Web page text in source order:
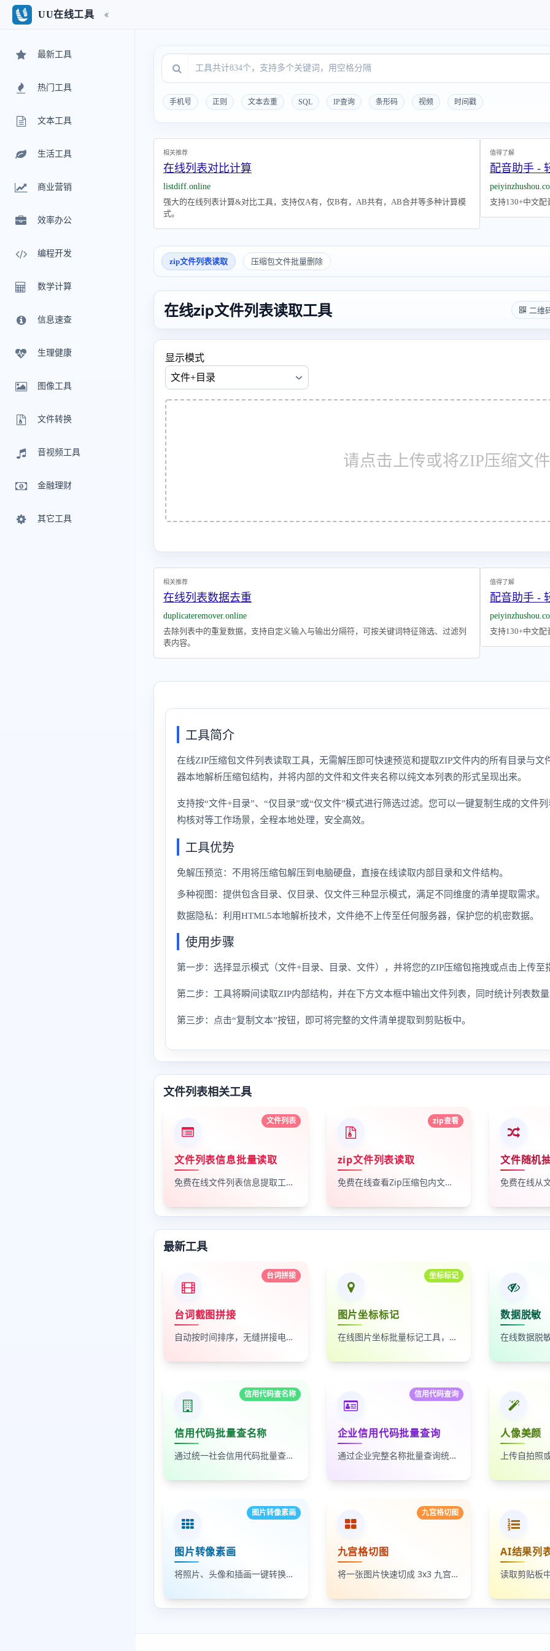
最新工具
热门工具
文本工具
生活工具
商业营销
效率办公
编程开发
数学计算
信息速查
生理健康
图像工具
文件转换
音视频工具
金融理财
其它工具
UU在线工具
手机号 正则 文本去重 SQL IP查询 条形码 视频 时间戳
相关推荐
在线列表对比计算
listdiff.online
强大的在线列表计算&对比工具，支持仅A有，仅B有，AB共有，AB合并等多种计算模
式。
值得了解
配音助手 -
支持130+中文配
zip文件列表读取 压缩包文件批量删除
在线zip文件列表读取工具 二维
显示模式
请点击上传或将ZIP压缩文
相关推荐
在线列表数据去重
duplicateremover.online
去除列表中的重复数据，支持自定义输入与输出分隔符，可按关键词特征筛选、过滤列
表内容。
值得了解
配音助手 -
支持130+中文配
工具简介
在线ZIP压缩包文件列表读取工具，无需解压即可快速预览和提取ZIP文件内的所有目录与
器本地解析压缩包结构，并将内部的文件和文件夹名称以纯文本列表的形式呈现出来。
支持按“文件+目录”、“仅目录”或“仅文件”模式进行筛选过滤。您可以一键复制生成的文件
构核对等工作场景，全程本地处理，安全高效。
工具优势
免解压预览：不用将压缩包解压到电脑硬盘，直接在线读取内部目录和文件结构。
多种视图：提供包含目录、仅目录、仅文件三种显示模式，满足不同维度的清单提取需求。
数据隐私：利用HTML5本地解析技术，文件绝不上传至任何服务器，保护您的机密数据。
使用步骤
第一步：选择显示模式（文件+目录、目录、文件），并将您的ZIP压缩包拖拽或点击上传至
第二步：工具将瞬间读取ZIP内部结构，并在下方文本框中输出文件列表，同时统计列表数量
第三步：点击“复制文本”按钮，即可将完整的文件清单提取到剪贴板中。
文件列表相关工具
文件列表
文件列表信息批量读取
免费在线文件列表信息提取工具，批量读取文件的名称、大小、类型、修改时间等元数据。
zip查看
zip文件列表读取
免费在线查看Zip压缩包内文件列表。
文件随机
最新工具
台词拼接
台词截图拼接
自动按时间排序，无缝拼接电影台词截图
坐标标记
图片坐标标记
在线图片坐标批量标记工具，支持自定义红点、颜色、大小及序号
数据脱敏
信用代码查名称
信用代码批量查名称
通过统一社会信用代码批量查询企业名称，适合企业名单核验、客户资料整理和工商信息补全
信用代码查询
企业信用代码批量查询
通过企业完整名称批量查询统一社会信用代码，适合企业资料整理、名单核验和工商信息匹配
人像美颜
图片转像素画
图片转像素画
将照片、头像和插画一键转换成像素画风格图片，支持调节像素颗粒度、输出倍率和导出格式
九宫格切图
九宫格切图
将一张图片快速切成 3x3 九宫格小图，支持单张下载和 ZIP 打包下载
AI结果列